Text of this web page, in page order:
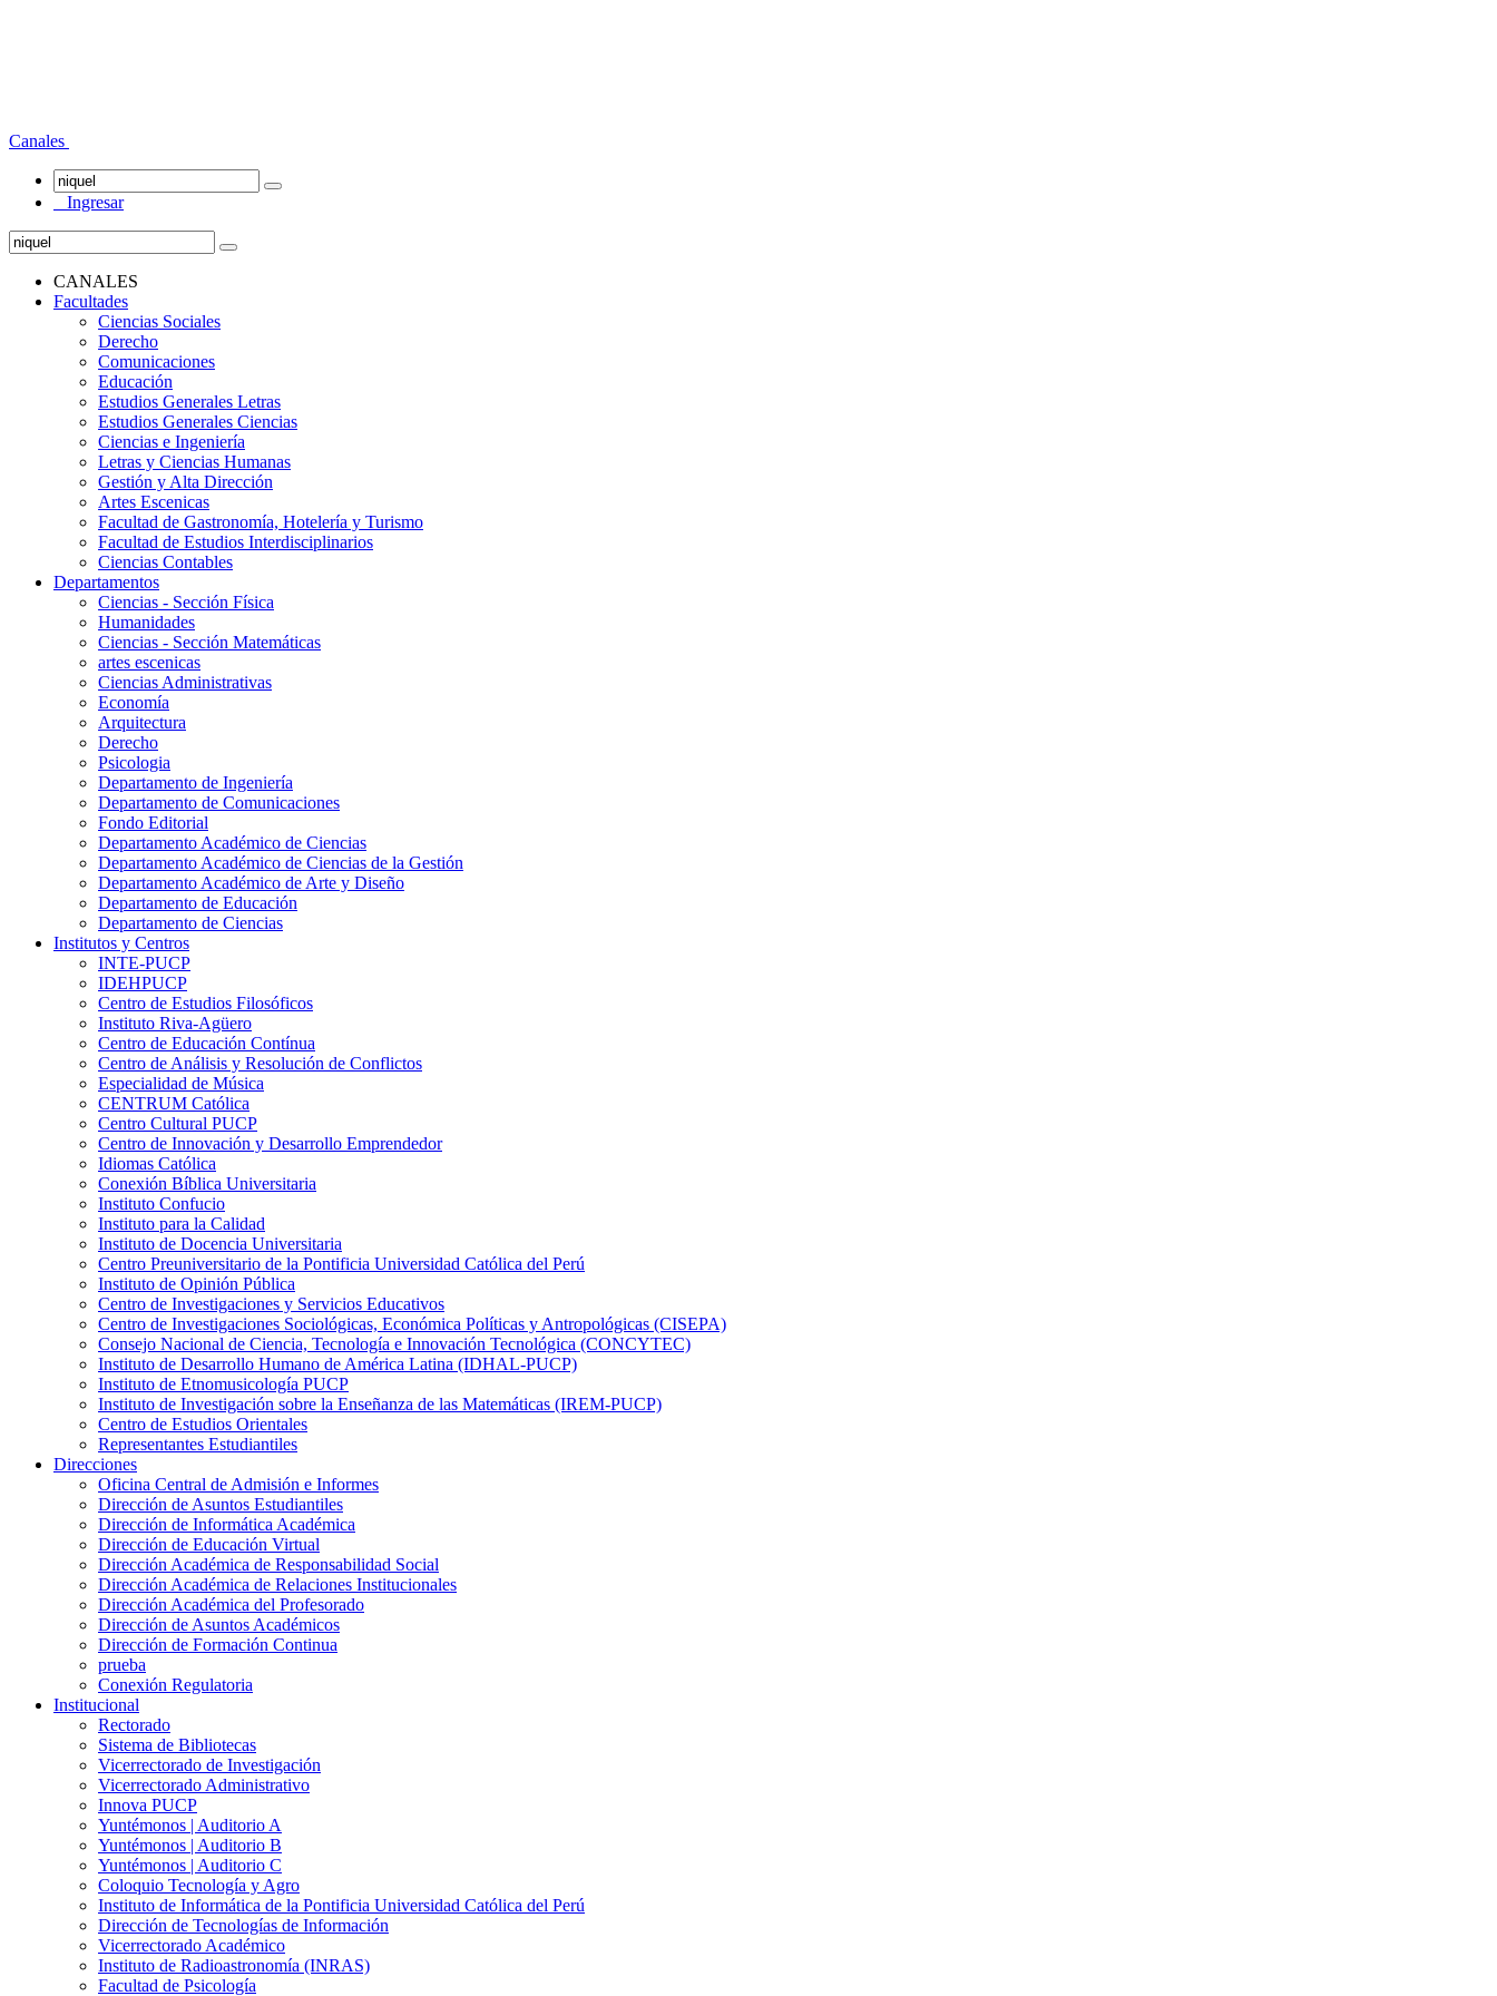
Canales
Ingresar
CANALES
Facultades
Ciencias Sociales
Derecho
Comunicaciones
Educación
Estudios Generales Letras
Estudios Generales Ciencias
Ciencias e Ingeniería
Letras y Ciencias Humanas
Gestión y Alta Dirección
Artes Escenicas
Facultad de Gastronomía, Hotelería y Turismo
Facultad de Estudios Interdisciplinarios
Ciencias Contables
Departamentos
Ciencias - Sección Física
Humanidades
Ciencias - Sección Matemáticas
artes escenicas
Ciencias Administrativas
Economía
Arquitectura
Derecho
Psicologia
Departamento de Ingeniería
Departamento de Comunicaciones
Fondo Editorial
Departamento Académico de Ciencias
Departamento Académico de Ciencias de la Gestión
Departamento Académico de Arte y Diseño
Departamento de Educación
Departamento de Ciencias
Institutos y Centros
INTE-PUCP
IDEHPUCP
Centro de Estudios Filosóficos
Instituto Riva-Agüero
Centro de Educación Contínua
Centro de Análisis y Resolución de Conflictos
Especialidad de Música
CENTRUM Católica
Centro Cultural PUCP
Centro de Innovación y Desarrollo Emprendedor
Idiomas Católica
Conexión Bíblica Universitaria
Instituto Confucio
Instituto para la Calidad
Instituto de Docencia Universitaria
Centro Preuniversitario de la Pontificia Universidad Católica del Perú
Instituto de Opinión Pública
Centro de Investigaciones y Servicios Educativos
Centro de Investigaciones Sociológicas, Económica Políticas y Antropológicas (CISEPA)
Consejo Nacional de Ciencia, Tecnología e Innovación Tecnológica (CONCYTEC)
Instituto de Desarrollo Humano de América Latina (IDHAL-PUCP)
Instituto de Etnomusicología PUCP
Instituto de Investigación sobre la Enseñanza de las Matemáticas (IREM-PUCP)
Centro de Estudios Orientales
Representantes Estudiantiles
Direcciones
Oficina Central de Admisión e Informes
Dirección de Asuntos Estudiantiles
Dirección de Informática Académica
Dirección de Educación Virtual
Dirección Académica de Responsabilidad Social
Dirección Académica de Relaciones Institucionales
Dirección Académica del Profesorado
Dirección de Asuntos Académicos
Dirección de Formación Continua
prueba
Conexión Regulatoria
Institucional
Rectorado
Sistema de Bibliotecas
Vicerrectorado de Investigación
Vicerrectorado Administrativo
Innova PUCP
Yuntémonos | Auditorio A
Yuntémonos | Auditorio B
Yuntémonos | Auditorio C
Coloquio Tecnología y Agro
Instituto de Informática de la Pontificia Universidad Católica del Perú
Dirección de Tecnologías de Información
Vicerrectorado Académico
Instituto de Radioastronomía (INRAS)
Facultad de Psicología